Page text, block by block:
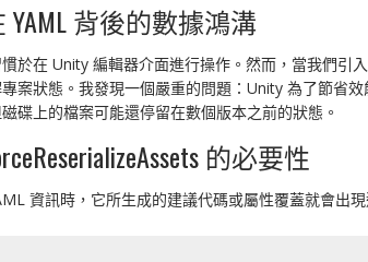
背後的數據鴻溝
於在 Unity 編輯器介面進行操作。然而，當我們引
案狀態。我發現一個嚴重的問題：Unity 為了節省
碟上的檔案可能還停留在數個版本之前的狀態。
的必要性
資訊時，它所生成的建議代碼或屬性覆蓋就會出